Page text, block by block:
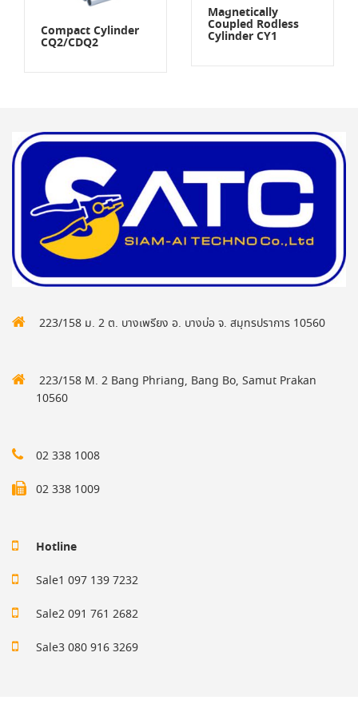
Compact Cylinder
CQ2/CDQ2
Magnetically
Coupled Rodless
Cylinder CY1
223/158 ม. 2 ต. บางเพรียง อ. บางบ่อ จ. สมุทรปราการ 10560
223/158 M. 2 Bang Phriang, Bang Bo, Samut Prakan
10560
02 338 1008
02 338 1009
Hotline
Sale1 097 139 7232
Sale2 091 761 2682
Sale3 080 916 3269